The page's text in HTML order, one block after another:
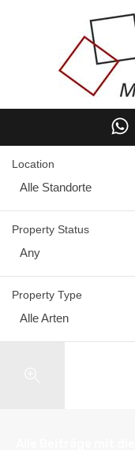
Location
Alle Standorte
Property Status
Any
Property Type
Alle Arten